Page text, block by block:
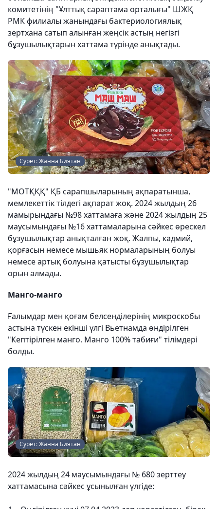
комитетінің "Ұлттық сараптама орталығы" ШЖҚ
РМК филиалы жанындағы бактериологиялық
зертхана сатып алынған жеңсік астың негізгі
бұзушылықтарын хаттама түрінде анықтады.
Сурет: Жанна Биятан
"МОТҚҚҚ" ҚБ сарапшыларының ақпаратынша,
мемлекеттік тілдегі ақпарат жоқ. 2024 жылдың 26
мамырындағы №98 хаттамаға және 2024 жылдың 25
маусымындағы №16 хаттамаларына сәйкес өрескел
бұзушылықтар анықталған жоқ. Жалпы, кадмий,
қорғасын немесе мышьяк нормаларының болуы
немесе артық болуына қатысты бұзушылықтар
орын алмады.
Манго-манго
Ғалымдар мен қоғам белсенділерінің микроскобы
астына түскен екінші үлгі Вьетнамда өндірілген
"Кептірілген манго. Манго 100% табиғи" тілімдері
болды.
Сурет: Жанна Биятан
2024 жылдың 24 маусымындағы № 680 зерттеу
хаттамасына сәйкес ұсынылған үлгіде: